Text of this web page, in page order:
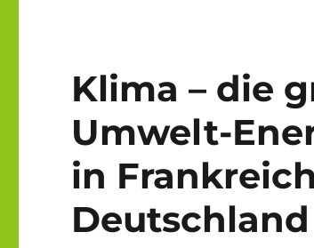
Klima – die
Umwelt-
in
Deutschland